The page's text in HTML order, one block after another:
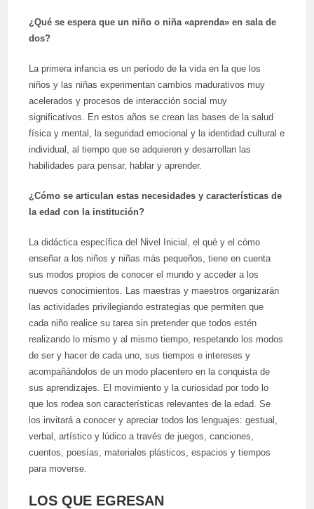
¿Qué se espera que un niño o niña «aprenda» en sala de
dos?
La primera infancia es un período de la vida en la que los
niños y las niñas experimentan cambios madurativos muy
acelerados y procesos de interacción social muy
significativos. En estos años se crean las bases de la salud
física y mental, la seguridad emocional y la identidad cultural e
individual, al tiempo que se adquieren y desarrollan las
habilidades para pensar, hablar y aprender.
¿Cómo se articulan estas necesidades y características de
la edad con la institución?
La didáctica específica del Nivel Inicial, el qué y el cómo
enseñar a los niños y niñas más pequeños, tiene en cuenta
sus modos propios de conocer el mundo y acceder a los
nuevos conocimientos. Las maestras y maestros organizarán
las actividades privilegiando estrategias que permiten que
cada niño realice su tarea sin pretender que todos estén
realizando lo mismo y al mismo tiempo, respetando los modos
de ser y hacer de cada uno, sus tiempos e intereses y
acompañándolos de un modo placentero en la conquista de
sus aprendizajes. El movimiento y la curiosidad por todo lo
que los rodea son características relevantes de la edad. Se
los invitará a conocer y apreciar todos los lenguajes: gestual,
verbal, artístico y lúdico a través de juegos, canciones,
cuentos, poesías, materiales plásticos, espacios y tiempos
para moverse.
LOS QUE EGRESAN